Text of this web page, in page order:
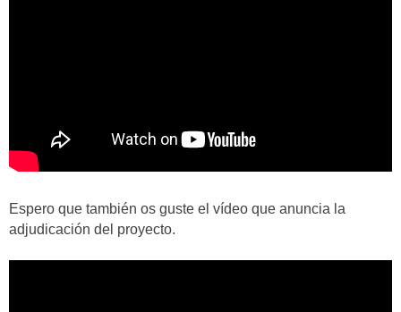
Espero que también os guste el vídeo que anuncia la
adjudicación del proyecto.